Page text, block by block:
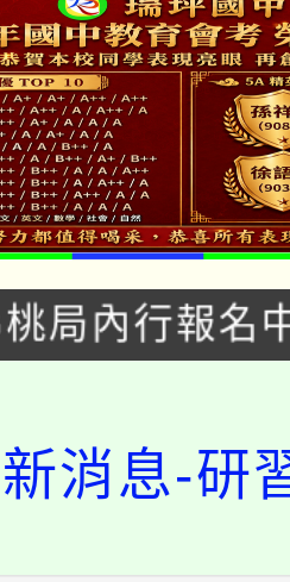
」8/29、30在
場!
1時於龍潭區
。局內行報名
日，桃園電
市運動會8/
游泳池舉行。
收入戶享有免
消息-研